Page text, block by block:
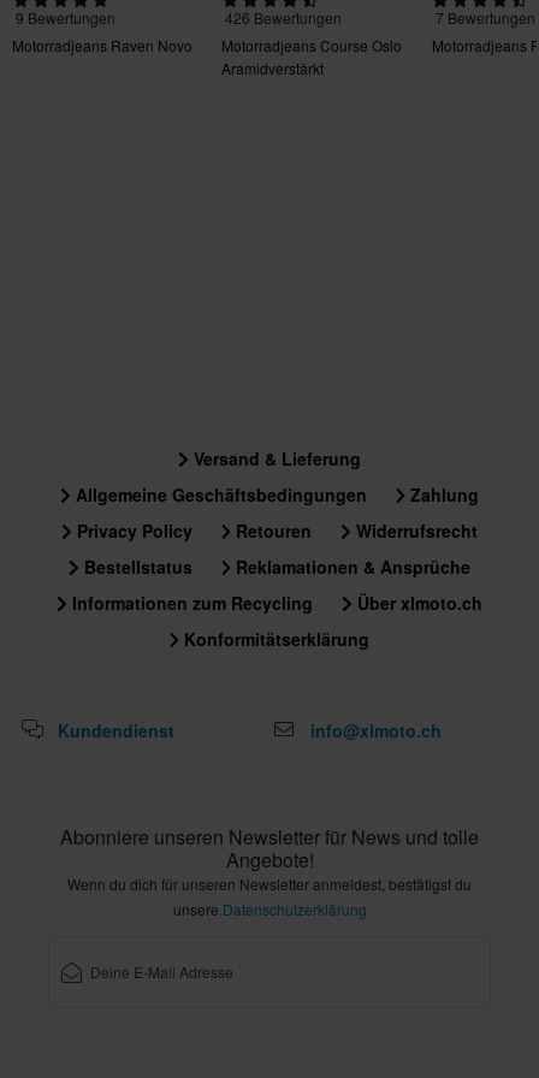
275 x 345 x 110 mm
9 Bewertungen
Motorradjeans Raven Novo
426 Bewertungen
Motorradjeans Course Oslo
Aramidverstärkt
7 Bewertungen
Motorradjeans
Versand & Lieferung
Allgemeine Geschäftsbedingungen
Zahlung
Privacy Policy
Retouren
Widerrufsrecht
Bestellstatus
Reklamationen & Ansprüche
Informationen zum Recycling
Über xlmoto.ch
Konformitätserklärung
Kundendienst info@xlmoto.ch
Abonniere unseren Newsletter für News und tolle
Angebote!
Wenn du dich für unseren Newsletter anmeldest, bestätigst du
unsere Datenschutzerklärung